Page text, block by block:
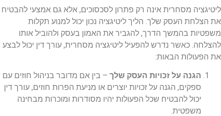
ליטיגציה מסחרית אינה רק פתרון לסכסוכים, אלא גם אמצעי להבטיח
את הצלחת העסק שלך. הליך ליטיגציה נכון יכול למנוע תקלות
משפטיות בהמשך הדרך, להגביר את האמון בעסק ולהוביל אותו
להצלחה. כאשר נדרש להפעיל ליטיגציה מסחרית, עורך דין יכול לבצע
את הפעולות הבאות:
הגנה על זכויות העסק שלך – בין אם מדובר בניהול חוזים עם
ספקים, הגנה על זכויות יוצרים או מניעת הפרות חוזים, עורך דין
יכול להבטיח שכל הפעולות יהיו מסודרות ומוכרות מבחינה
משפטית.